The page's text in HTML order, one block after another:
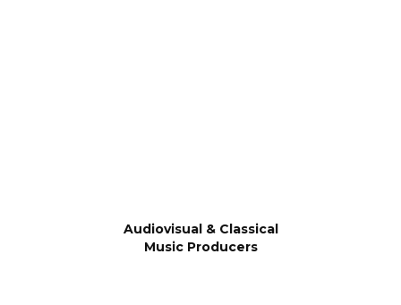
Audiovisual & Classical
Music Producers